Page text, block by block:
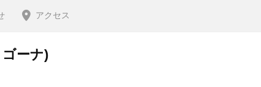
アクセス
ーナ)